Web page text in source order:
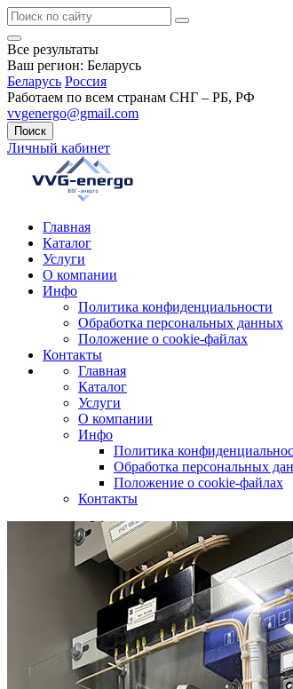
Все результаты
Ваш регион: Беларусь
Беларусь Россия
Работаем по всем странам СНГ – РБ, РФ
vvgenergo@gmail.com
Поиск
Личный кабинет
Главная
Каталог
Услуги
О компании
Инфо
Политика конфиденциальности
Обработка персональных данных
Положение о cookie-файлах
Контакты
Главная
Каталог
Услуги
О компании
Инфо
Политика
Обработка персональных
Положение о cookie-файлах
Контакты